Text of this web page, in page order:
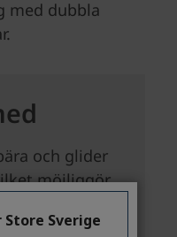
Sverige